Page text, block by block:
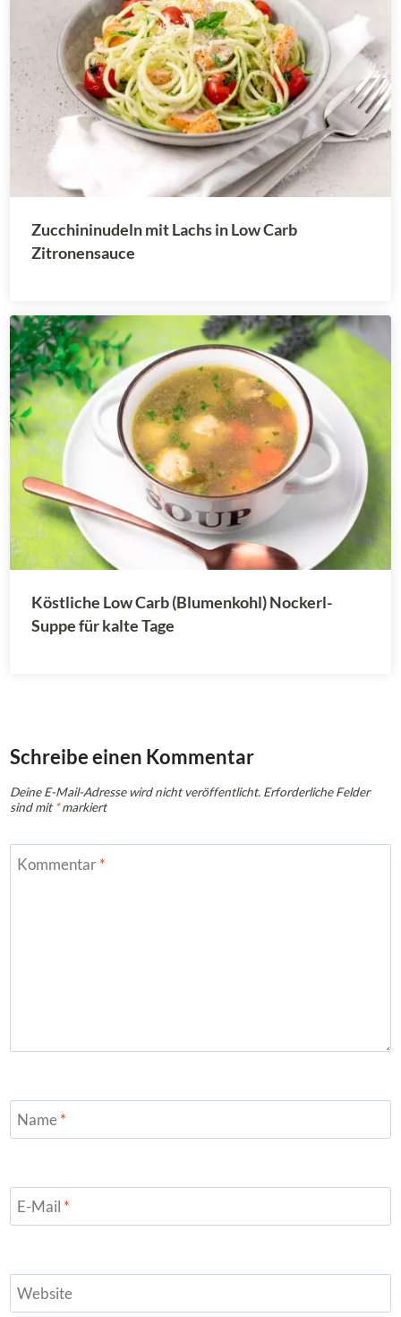
Zucchininudeln mit Lachs in Low Carb
Zitronensauce
Köstliche Low Carb (Blumenkohl) Nockerl-
Suppe für kalte Tage
Schreibe einen Kommentar
Deine E-Mail-Adresse wird nicht veröffentlicht. Erforderliche Felder
sind mit*markiert
Kommentar*
Name*
E-Mail *
Website